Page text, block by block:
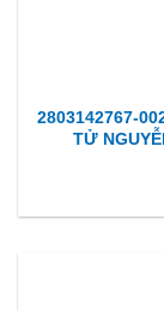
2803142767-
TỬ